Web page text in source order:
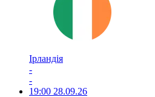
Ірландія
-
-
19:00 28.09.26